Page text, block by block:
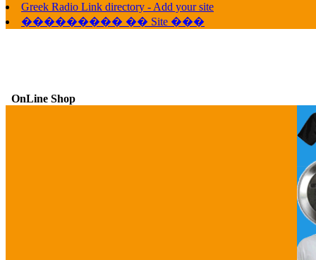
Greek Radio Link directory - Add your site
��������� �� Site ���
OnLine Shop